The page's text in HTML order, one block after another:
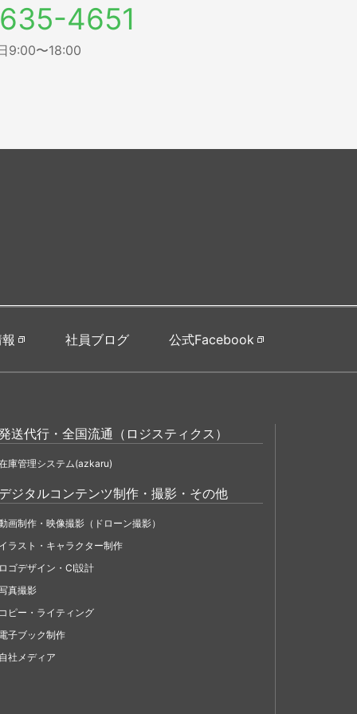
4651
9:00〜18:00
社員ブログ 公式Facebook
送代行・全国流通（ロジスティクス）
庫管理システム(azkaru)
ジタルコンテンツ制作・撮影・その他
画制作・映像撮影（ドローン撮影）
ラスト・キャラクター制作
ゴデザイン・CI設計
真撮影
ピー・ライティング
子ブック制作
社メディア